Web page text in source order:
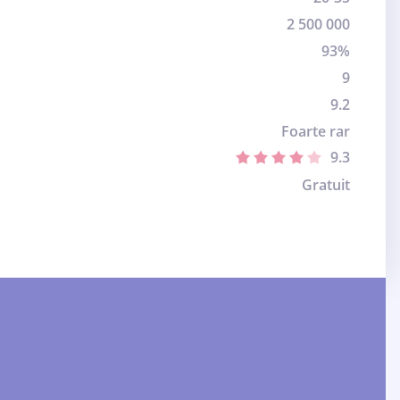
2 500 000
93%
9
9.2
Foarte rar
9.3
Gratuit